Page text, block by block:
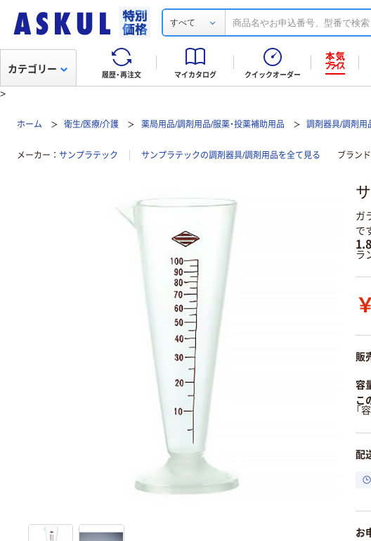
すべて
履歴・再注文 マイカタログ クイックオーダー
カテゴリー
>
ホーム 衛生/医療/介護 薬局用品/調剤用品/服薬・投薬補助用品 調剤器具/調剤用
メーカー サンプラテック サンプラテックの調剤器具/調剤用品を全て見る ブランド
ガ
で
1.8
ラ
販
容
こ
「
配
お